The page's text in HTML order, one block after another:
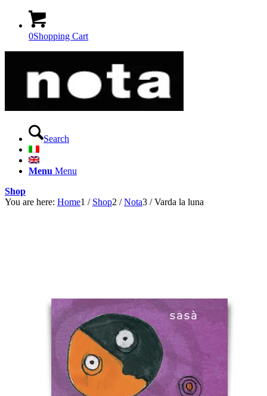
0Shopping Cart
Search
Menu Menu
Shop
You are here: Home1 / Shop2 / Nota3 / Varda la luna